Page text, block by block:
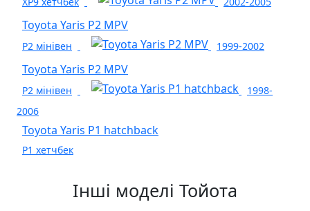
Toyota Yaris P2 MPV
P2 мінівен 1999-2002
Toyota Yaris P2 MPV
P2 мінівен
1998-
2006
Toyota Yaris P1 hatchback
P1 хетчбек
Інші моделі Тойота